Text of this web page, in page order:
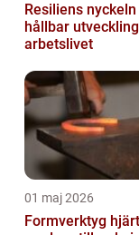
Resiliens nyckeln till
hållbar
arbetslivet
01 maj 2026
Formverktyg hjärtat i